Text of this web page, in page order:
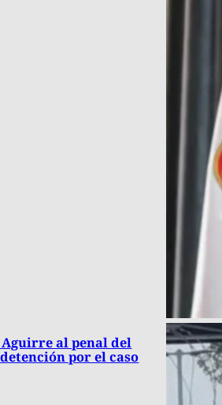
al penal del
por el caso